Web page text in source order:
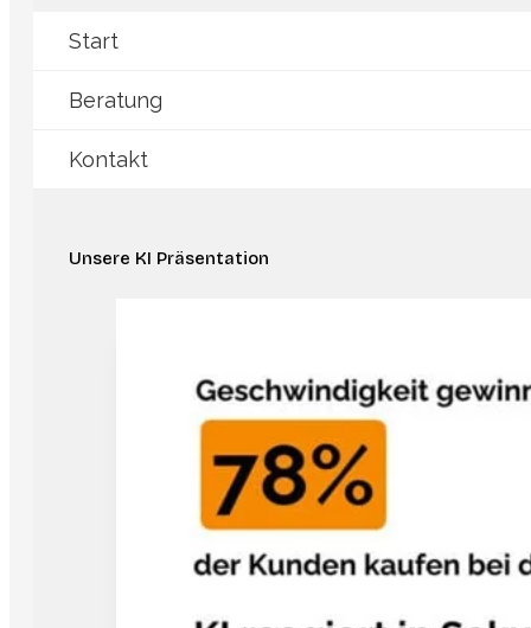
Start
Beratung
Kontakt
Unsere KI Präsentation